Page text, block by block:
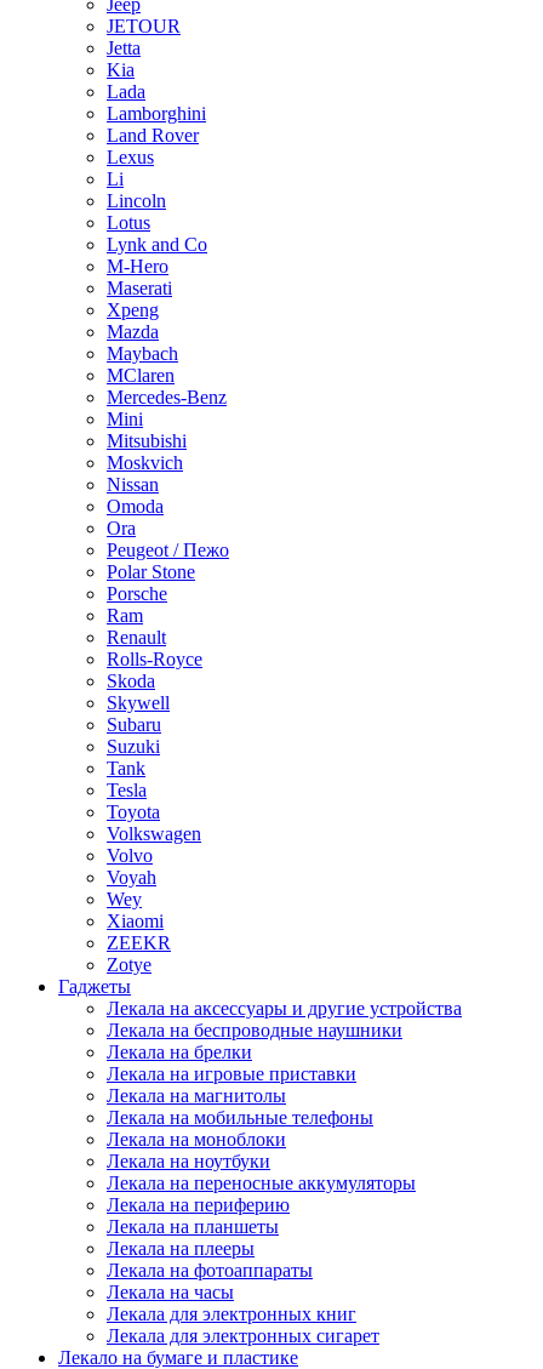
Jeep
JETOUR
Jetta
Kia
Lada
Lamborghini
Land Rover
Lexus
Li
Lincoln
Lotus
Lynk and Co
M-Hero
Maserati
Xpeng
Mazda
Maybach
MClaren
Mercedes-Benz
Mini
Mitsubishi
Moskvich
Nissan
Omoda
Ora
Peugeot / Пежо
Polar Stone
Porsche
Ram
Renault
Rolls-Royce
Skoda
Skywell
Subaru
Suzuki
Tank
Tesla
Toyota
Volkswagen
Volvo
Voyah
Wey
Xiaomi
ZEEKR
Zotye
Гаджеты
Лекала на аксессуары и другие устройства
Лекала на беспроводные наушники
Лекала на брелки
Лекала на игровые приставки
Лекала на магнитолы
Лекала на мобильные телефоны
Лекала на моноблоки
Лекала на ноутбуки
Лекала на переносные аккумуляторы
Лекала на периферию
Лекала на планшеты
Лекала на плееры
Лекала на фотоаппараты
Лекала на часы
Лекала для электронных книг
Лекала для электронных сигарет
Лекало на бумаге и пластике